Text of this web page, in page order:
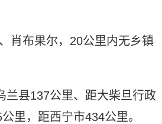
肖布果尔，20公里内无乡镇
兰县137公里、距大柴旦行政
里，距西宁市434公里。